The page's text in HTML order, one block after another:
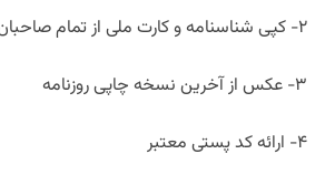
۲- کپی شناسنامه و کارت ملی از تمام صاحبان حساب
۳- عکس از آخرین نسخه چاپی روزنامه
۴- ارائه کد پستی معتبر